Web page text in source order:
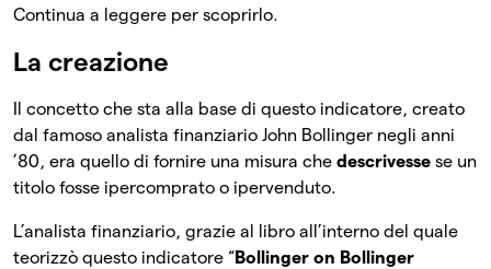
Continua a leggere per scoprirlo.
La creazione
Il concetto che sta alla base di questo indicatore, creato
dal famoso analista finanziario John Bollinger negli anni
’80, era quello di fornire una misura che descrivesse se un
titolo fosse ipercomprato o ipervenduto.
L’analista finanziario, grazie al libro all’interno del quale
teorizzò questo indicatore “Bollinger on Bollinger